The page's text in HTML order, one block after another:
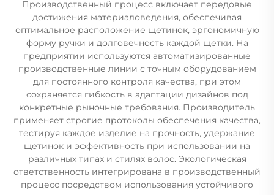
Производственный процесс включает передовые
достижения материаловедения, обеспечивая
оптимальное расположение щетинок, эргономичную
форму ручки и долговечность каждой щетки. На
предприятии используются автоматизированные
производственные линии с точным оборудованием
для постоянного контроля качества, при этом
сохраняется гибкость в адаптации дизайнов под
конкретные рыночные требования. Производитель
применяет строгие протоколы обеспечения качества,
тестируя каждое изделие на прочность, удержание
щетинок и эффективность при использовании на
различных типах и стилях волос. Экологическая
ответственность интегрирована в производственный
процесс посредством использования устойчивого